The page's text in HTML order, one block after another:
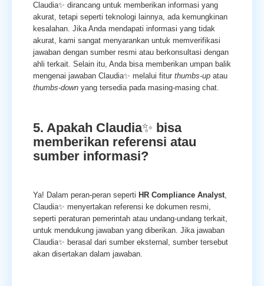
Claudia✨ dirancang untuk memberikan informasi yang
akurat, tetapi seperti teknologi lainnya, ada kemungkinan
kesalahan. Jika Anda mendapati informasi yang tidak
akurat, kami sangat menyarankan untuk memverifikasi
jawaban dengan sumber resmi atau berkonsultasi dengan
ahli terkait. Selain itu, Anda bisa memberikan umpan balik
mengenai jawaban Claudia✨ melalui fitur thumbs-up atau
thumbs-down yang tersedia pada masing-masing chat.
5. Apakah Claudia✨ bisa
memberikan referensi atau
sumber informasi?
Ya! Dalam peran-peran seperti HR Compliance Analyst,
Claudia✨ menyertakan referensi ke dokumen resmi,
seperti peraturan pemerintah atau undang-undang terkait,
untuk mendukung jawaban yang diberikan. Jika jawaban
Claudia✨ berasal dari sumber eksternal, sumber tersebut
akan disertakan dalam jawaban.